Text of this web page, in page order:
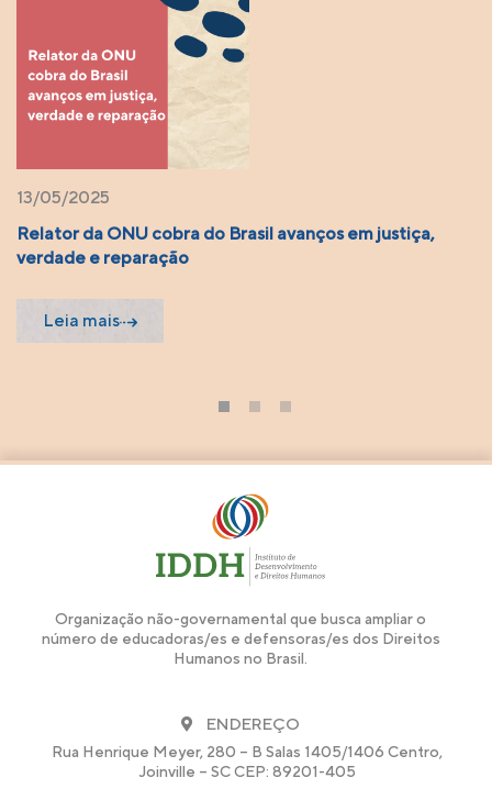
13/05/2025
Relator da ONU cobra do Brasil avanços em justiça,
verdade e reparação
Leia mais
3
Organização não-governamental que busca ampliar o
número de educadoras/es e defensoras/es dos Direitos
Humanos no Brasil.
ENDEREÇO
Rua Henrique Meyer, 280 – B Salas 1405/1406 Centro,
Joinville – SC CEP: 89201-405